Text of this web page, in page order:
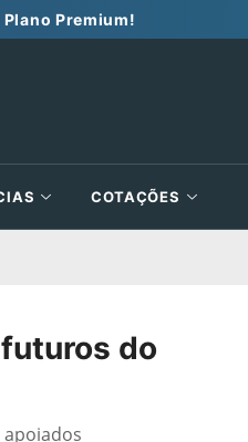
Plano Premium!
COTAÇÕES
do